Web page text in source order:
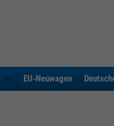
EU-Neuwagen